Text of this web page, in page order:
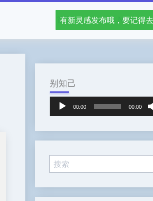
首页 Jetson Nano
别知己
放
00:00 00:00
有新灵感发布哦，要记得